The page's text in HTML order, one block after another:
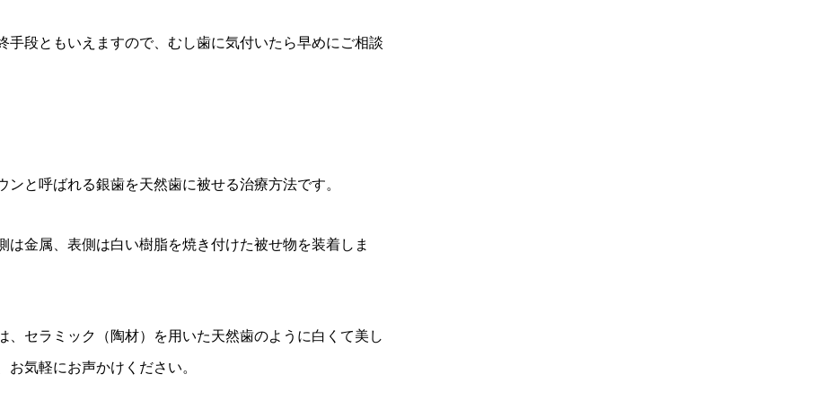
手段ともいえますので、むし歯に気付いたら早めにご相談
と呼ばれる銀歯を天然歯に被せる治療方法です。
は金属、表側は白い樹脂を焼き付けた被せ物を装着しま
、セラミック（陶材）を用いた天然歯のように白くて美し
気軽にお声かけください。